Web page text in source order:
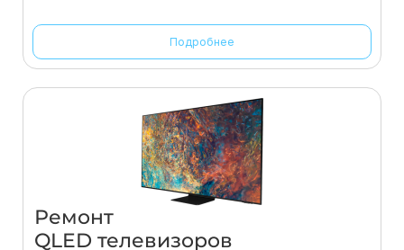
Подробнее
Ремонт
QLED телевизоров